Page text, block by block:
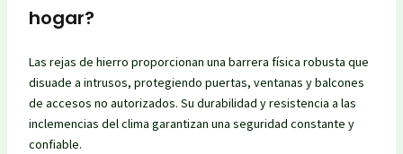
hogar?
Las rejas de hierro proporcionan una barrera física robusta que
disuade a intrusos, protegiendo puertas, ventanas y balcones
de accesos no autorizados. Su durabilidad y resistencia a las
inclemencias del clima garantizan una seguridad constante y
confiable.